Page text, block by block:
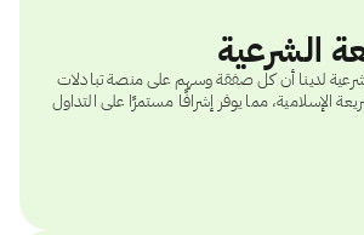
الشرعية
لدينا أن كل صفقة وسهم على منصة تبادلات
الإسلامية، مما يوفر إشرافًا مستمرًا على التداول